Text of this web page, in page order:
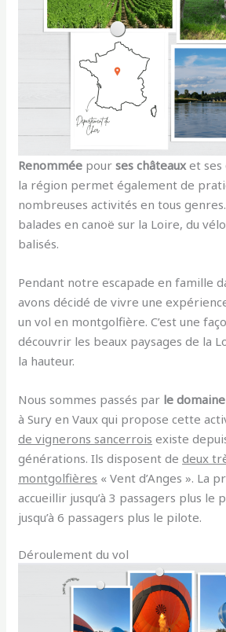
Renommée pourses châteauxet ses
la région permet également de
nombreuses activités en tous
balades en canoë sur la Loire, du
balisés.
Pendant notre escapade en famille
avons décidé de vivre une
un vol en montgolfière. C’est une
découvrir les beaux paysages de la
la hauteur.
Nous sommes passés par le
à Sury en Vaux qui propose cette
de vignerons sancerrois existe
générations. Ils disposent dedeux
montgolfières « Vent d’Anges ». La
accueillir jusqu’à 3 passagers plus le
jusqu’à 6 passagers plus le pilote.
Déroulement du vol